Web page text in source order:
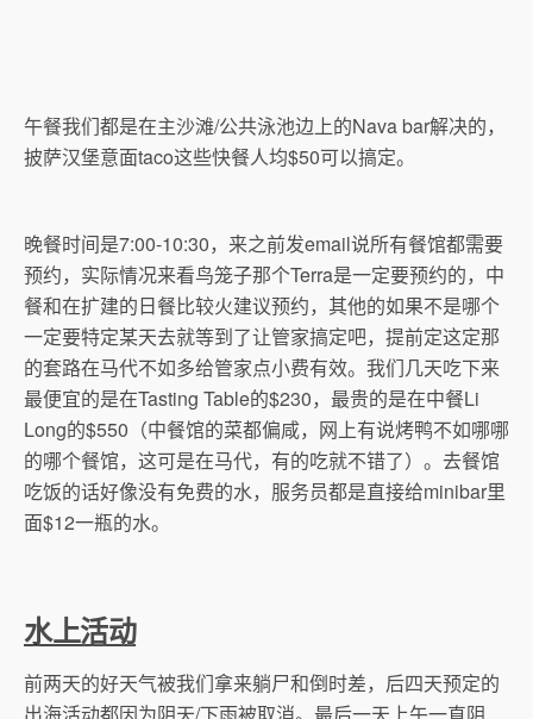
午餐我们都是在主沙滩/公共泳池边上的Nava bar解决的，
披萨汉堡意面taco这些快餐人均$50可以搞定。
晚餐时间是7:00-10:30，来之前发email说所有餐馆都需要
预约，实际情况来看鸟笼子那个Terra是一定要预约的，中
餐和在扩建的日餐比较火建议预约，其他的如果不是哪个
一定要特定某天去就等到了让管家搞定吧，提前定这定那
的套路在马代不如多给管家点小费有效。我们几天吃下来
最便宜的是在Tasting Table的$230，最贵的是在中餐Li
Long的$550（中餐馆的菜都偏咸，网上有说烤鸭不如哪哪
的哪个餐馆，这可是在马代，有的吃就不错了）。去餐馆
吃饭的话好像没有免费的水，服务员都是直接给minibar里
面$12一瓶的水。
水上活动
前两天的好天气被我们拿来躺尸和倒时差，后四天预定的